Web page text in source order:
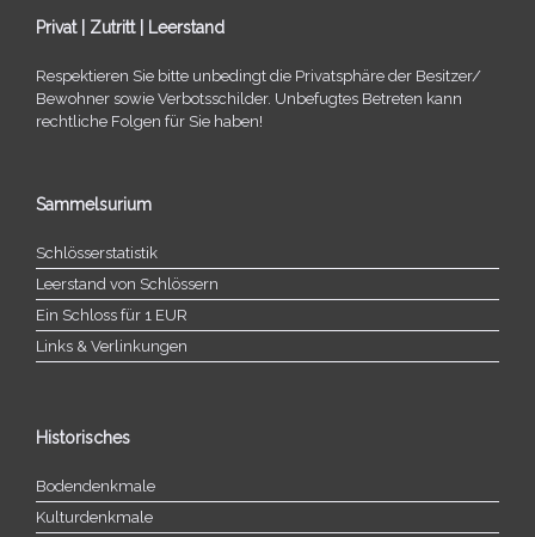
Privat | Zutritt | Leerstand
Respektieren Sie bitte unbe­dingt die Privatsphäre der Besitzer/​
Bewohner sowie Verbotsschilder. Unbefugtes Betreten kann
recht­li­che Folgen für Sie haben!
Sammelsurium
Schlösserstatistik
Leerstand von Schlössern
Ein Schloss für 1 EUR
Links & Verlinkungen
Historisches
Bodendenkmale
Kulturdenkmale